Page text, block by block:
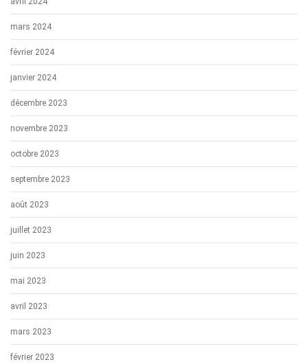
mars 2024
février 2024
janvier 2024
décembre 2023
novembre 2023
octobre 2023
septembre 2023
août 2023
juillet 2023
juin 2023
mai 2023
avril 2023
mars 2023
février 2023